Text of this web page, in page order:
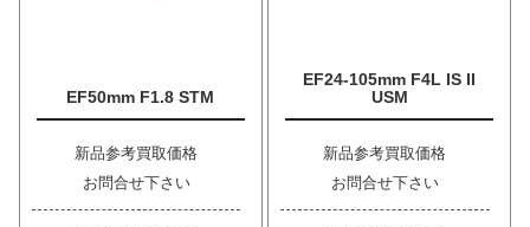
EF50mm F1.8 STM
新品参考買取価格
お問合せ下さい
EF24-105mm F4L IS II
USM
新品参考買取価格
お問合せ下さい